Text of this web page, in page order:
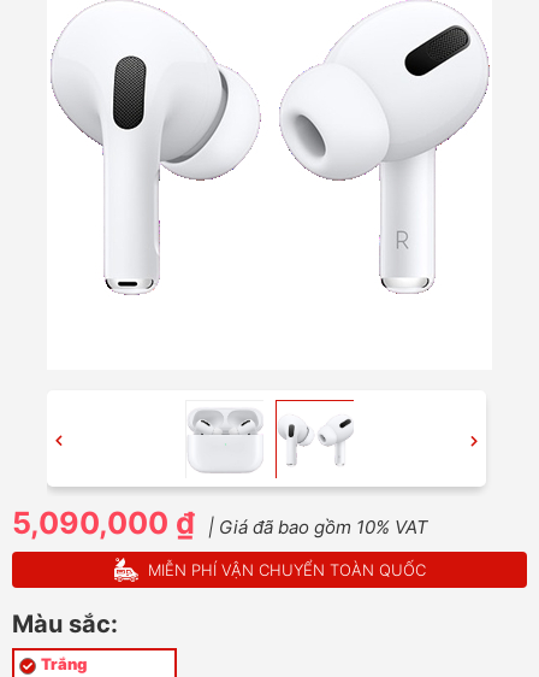
5,090,000 ₫ | Giá đã bao gồm 10% VAT
MIỄN PHÍ VẬN CHUYỂN TOÀN QUỐC
Màu sắc:
Trắng